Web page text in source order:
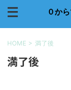
０か
HOME > 満了後
満了後